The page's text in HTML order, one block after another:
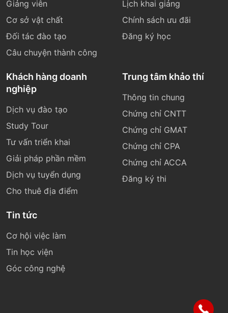
Giảng viên
Cơ sở vật chất
Đối tác đào tạo
Câu chuyện thành công
Lịch khai giảng
Chính sách ưu đãi
Đăng ký học
Khách hàng doanh
nghiệp
Dịch vụ đào tạo
Study Tour
Tư vấn triển khai
Giải pháp phần mềm
Dịch vụ tuyển dụng
Cho thuê địa điểm
Trung tâm khảo thí
Thông tin chung
Chứng chỉ CNTT
Chứng chỉ GMAT
Chứng chỉ CPA
Chứng chỉ ACCA
Đăng ký thi
Tin tức
Cơ hội việc làm
Tin học viện
Góc công nghệ